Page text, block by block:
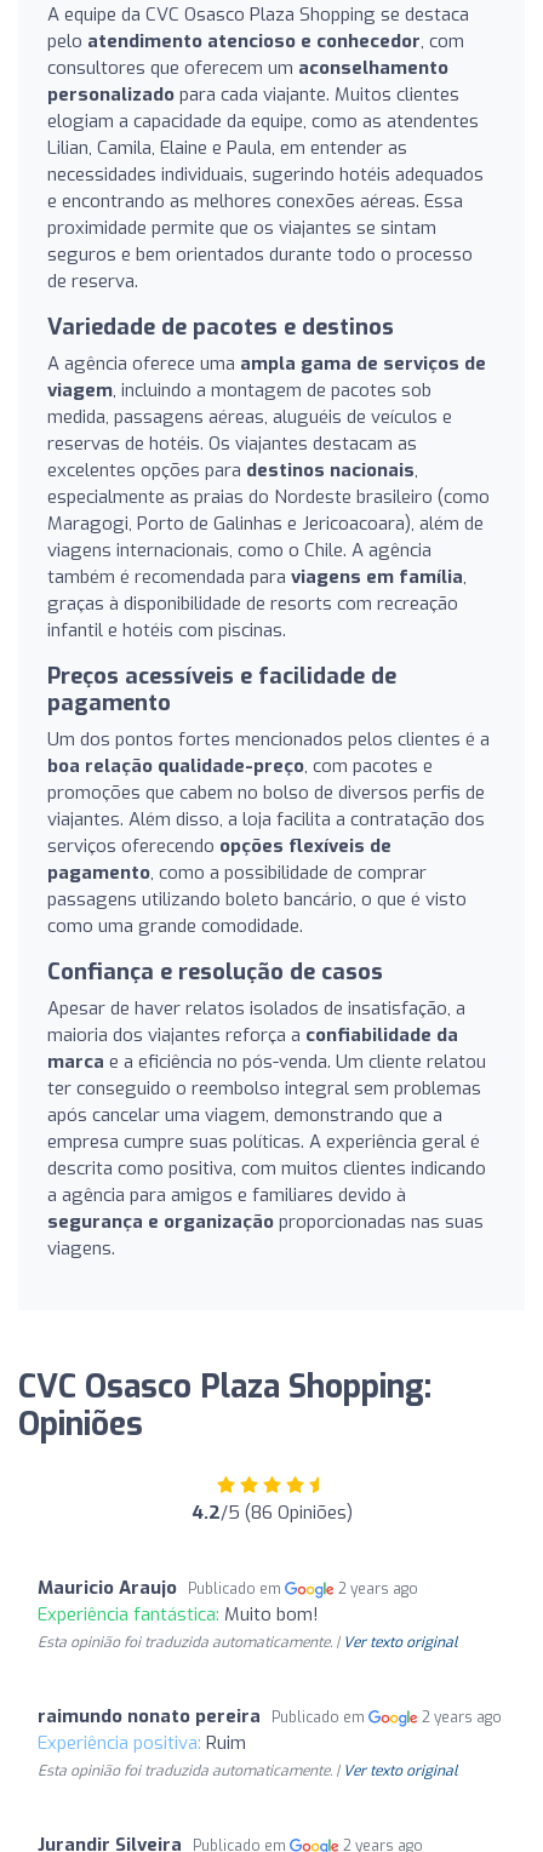
A equipe da CVC Osasco Plaza Shopping se destaca
pelo atendimento atencioso e conhecedor, com
consultores que oferecem um aconselhamento
personalizado para cada viajante. Muitos clientes
elogiam a capacidade da equipe, como as atendentes
Lilian, Camila, Elaine e Paula, em entender as
necessidades individuais, sugerindo hotéis adequados
e encontrando as melhores conexões aéreas. Essa
proximidade permite que os viajantes se sintam
seguros e bem orientados durante todo o processo
de reserva.
Variedade de pacotes e destinos
A agência oferece uma ampla gama de serviços de
viagem, incluindo a montagem de pacotes sob
medida, passagens aéreas, aluguéis de veículos e
reservas de hotéis. Os viajantes destacam as
excelentes opções para destinos nacionais,
especialmente as praias do Nordeste brasileiro (como
Maragogi, Porto de Galinhas e Jericoacoara), além de
viagens internacionais, como o Chile. A agência
também é recomendada para viagens em família,
graças à disponibilidade de resorts com recreação
infantil e hotéis com piscinas.
Preços acessíveis e facilidade de
pagamento
Um dos pontos fortes mencionados pelos clientes é a
boa relação qualidade-preço, com pacotes e
promoções que cabem no bolso de diversos perfis de
viajantes. Além disso, a loja facilita a contratação dos
serviços oferecendo opções flexíveis de
pagamento, como a possibilidade de comprar
passagens utilizando boleto bancário, o que é visto
como uma grande comodidade.
Confiança e resolução de casos
Apesar de haver relatos isolados de insatisfação, a
maioria dos viajantes reforça a confiabilidade da
marca e a eficiência no pós-venda. Um cliente relatou
ter conseguido o reembolso integral sem problemas
após cancelar uma viagem, demonstrando que a
empresa cumpre suas políticas. A experiência geral é
descrita como positiva, com muitos clientes indicando
a agência para amigos e familiares devido à
segurança e organização proporcionadas nas suas
viagens.
CVC Osasco Plaza Shopping:
Opiniões
4.2/5 (86 Opiniões)
Mauricio Araujo Publicado em 2 years ago
Experiência fantástica: Muito bom!
Esta opinião foi traduzida automaticamente. | Ver texto original
raimundo nonato pereira Publicado em 2 years ago
Experiência positiva: Ruim
Esta opinião foi traduzida automaticamente. | Ver texto original
Jurandir Silveira Publicado em 2 years ago